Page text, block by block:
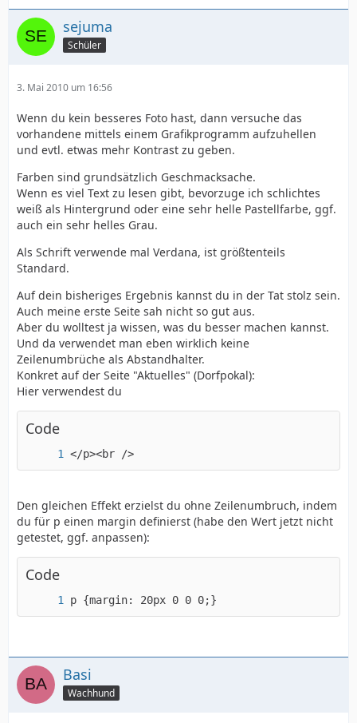
sejuma
Schüler
3. Mai 2010 um 16:56
Wenn du kein besseres Foto hast, dann versuche das
vorhandene mittels einem Grafikprogramm aufzuhellen
und evtl. etwas mehr Kontrast zu geben.
Farben sind grundsätzlich Geschmacksache.
Wenn es viel Text zu lesen gibt, bevorzuge ich schlichtes
weiß als Hintergrund oder eine sehr helle Pastellfarbe, ggf.
auch ein sehr helles Grau.
Als Schrift verwende mal Verdana, ist größtenteils
Standard.
Auf dein bisheriges Ergebnis kannst du in der Tat stolz sein.
Auch meine erste Seite sah nicht so gut aus.
Aber du wolltest ja wissen, was du besser machen kannst.
Und da verwendet man eben wirklich keine
Zeilenumbrüche als Abstandhalter.
Konkret auf der Seite "Aktuelles" (Dorfpokal):
Hier verwendest du
Code
</p><br />
Den gleichen Effekt erzielst du ohne Zeilenumbruch, indem
du für p einen margin definierst (habe den Wert jetzt nicht
getestet, ggf. anpassen):
Code
p {margin: 20px 0 0 0;}
Basi
Wachhund